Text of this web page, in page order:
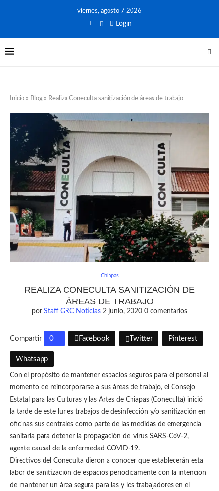
viernes, agosto 7 2026
Login
Inicio » Blog » Realiza Coneculta sanitización de áreas de trabajo
Chiapas
REALIZA CONECULTA SANITIZACIÓN DE
ÁREAS DE TRABAJO
por Staff GRC Noticias 2 junio, 2020 0 comentarios
Compartir 0 Facebook Twitter Pinterest
Whatsapp
Con el propósito de mantener espacios seguros para el personal al
momento de reincorporarse a sus áreas de trabajo, el Consejo
Estatal para las Culturas y las Artes de Chiapas (Coneculta) inició
la tarde de este lunes trabajos de desinfección y/o sanitización en
oficinas sus centrales como parte de las medidas de emergencia
sanitaria para detener la propagación del virus SARS-CoV-2,
agente causal de la enfermedad COVID-19.
Directivos del Coneculta dieron a conocer que establecerán esta
labor de sanitización de espacios periódicamente con la intención
de mantener un área segura para las y los trabajadores en el